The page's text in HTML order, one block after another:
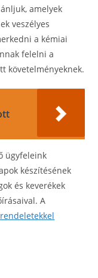
amelyek
veszélyes
a kémiai
felelni a
követelményeknek.
ügyfeleink
készítésének
és keverékek
A
rendeletekkel